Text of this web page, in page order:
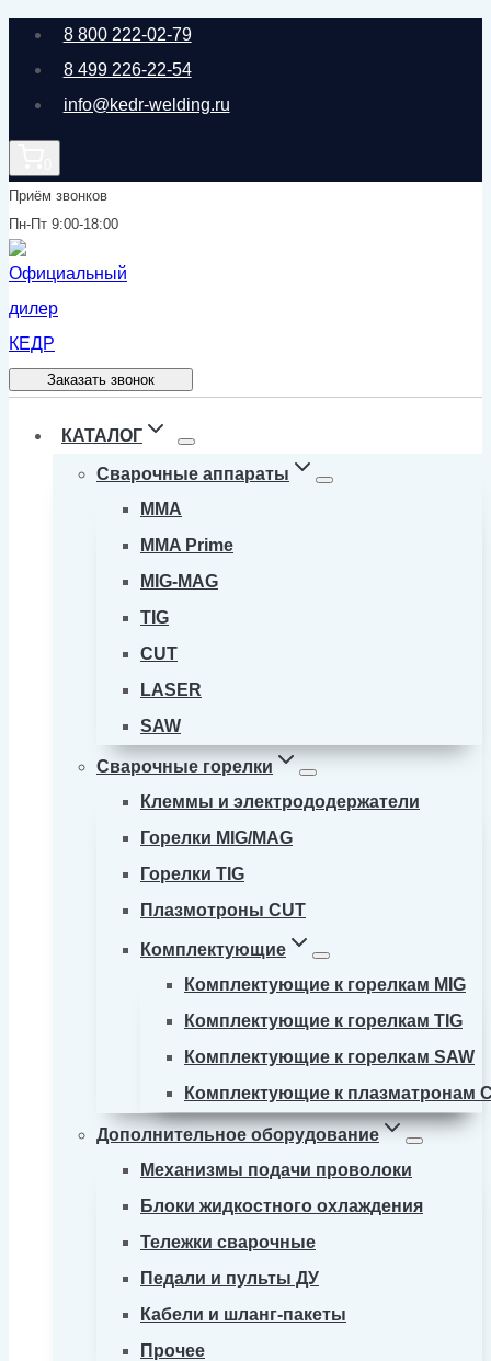
Перейти
содержимому
8 800 222-02-79
8 499 226-22-54
info@kedr-welding.ru
Приём звонков
Пн-Пт 9:00-18:00
Заказать звонок
КАТАЛОГ
Сварочные аппараты
MMA
MMA Prime
MIG-MAG
TIG
CUT
LASER
SAW
Сварочные горелки
Клеммы и электрододержатели
Горелки MIG/MAG
Горелки TIG
Плазмотроны CUT
Комплектующие
Комплектующие к горелкам MIG
Комплектующие к горелкам TIG
Комплектующие к горелкам SAW
Комплектующие к плазматронам
Дополнительное оборудование
Механизмы подачи проволоки
Блоки жидкостного охлаждения
Тележки сварочные
Педали и пульты ДУ
Кабели и шланг-пакеты
Прочее